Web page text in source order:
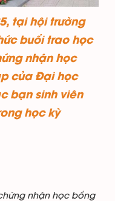
tại hội trường
buổi trao học
nhận học
của Đại học
bạn sinh viên
học kỳ
nhận học bổng